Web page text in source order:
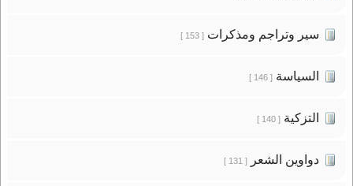
سير وتراجم ومذكرات[ 153 ]
السياسة[ 146 ]
التزكية[ 140 ]
دواوين الشعر[ 131 ]